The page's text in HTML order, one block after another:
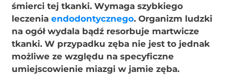
śmierci tej tkanki. Wymaga szybkiego
leczeniaendodontycznego. Organizm ludzki
na ogół wydala bądź resorbuje martwicze
tkanki. W przypadku zęba nie jest to jednak
możliwe ze względu na specyficzne
umiejscowienie miazgi w jamie zęba.